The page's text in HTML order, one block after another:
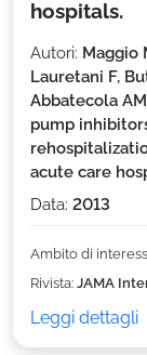
hospitals.
Autori: Maggio
Lauretani F,
Abbatecola
pump
acute care
Data: 2013
Ambito di
Rivista: JAMA
Leggi dettagli